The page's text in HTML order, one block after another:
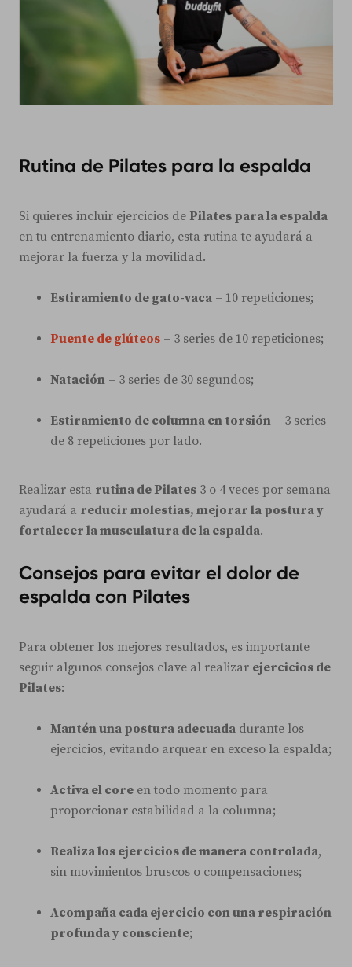
Rutina de Pilates para la espalda
Si quieres incluir ejercicios de Pilates para la espalda
en tu entrenamiento diario, esta rutina te ayudará a
mejorar la fuerza y la movilidad.
Estiramiento de gato-vaca – 10 repeticiones;
Puente de glúteos – 3 series de 10 repeticiones;
Natación – 3 series de 30 segundos;
Estiramiento de columna en torsión – 3 series
de 8 repeticiones por lado.
Realizar esta rutina de Pilates 3 o 4 veces por semana
ayudará a reducir molestias, mejorar la postura y
fortalecer la musculatura de la espalda.
Consejos para evitar el dolor de
espalda con Pilates
Para obtener los mejores resultados, es importante
seguir algunos consejos clave al realizar ejercicios de
Pilates:
Mantén una postura adecuada durante los
ejercicios, evitando arquear en exceso la espalda;
Activa el core en todo momento para
proporcionar estabilidad a la columna;
Realiza los ejercicios de manera controlada,
sin movimientos bruscos o compensaciones;
Acompaña cada ejercicio con una respiración
profunda y consciente;